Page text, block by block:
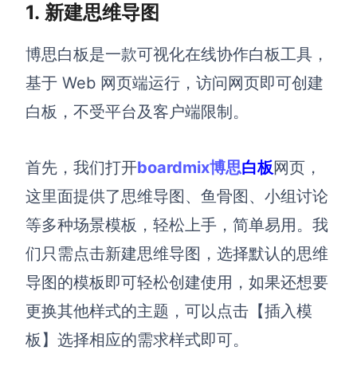
解决方案
高效协作
在线白板
涂鸦画板
敏捷实践
在线绘图
思维和灵感整理
ER图
UML图
数据流图
情绪板
1. 新建思维导图
博思白板是一款可视化在线协作白板工具，
基于 Web 网页端运行，访问网页即可创建
白板，不受平台及客户端限制。
首先，我们打开boardmix博思白板网页，
这里面提供了思维导图、鱼骨图、小组讨论
等多种场景模板，轻松上手，简单易用。我
们只需点击新建思维导图，选择默认的思维
导图的模板即可轻松创建使用，如果还想要
更换其他样式的主题，可以点击【插入模
板】选择相应的需求样式即可。